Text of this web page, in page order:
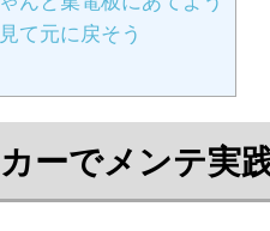
て元に戻そう
ーでメンテ実